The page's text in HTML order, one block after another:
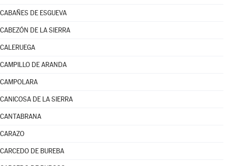
CABAÑES DE ESGUEVA
CABEZÓN DE LA SIERRA
CALERUEGA
CAMPILLO DE ARANDA
CAMPOLARA
CANICOSA DE LA SIERRA
CANTABRANA
CARAZO
CARCEDO DE BUREBA